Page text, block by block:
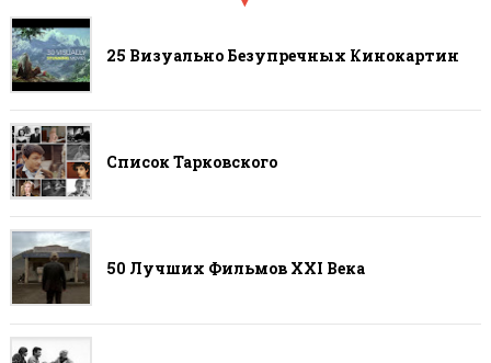
25 Визуально Безупречных Кинокартин
Список Тарковского
50 Лучших Фильмов ХХI Века